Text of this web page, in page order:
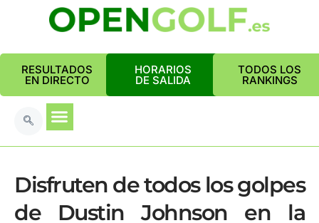
RESULTADOS
EN DIRECTO
HORARIOS
DE SALIDA
TODOS LOS
RANKINGS
Disfruten de todos los golpes
de Dustin Johnson en la